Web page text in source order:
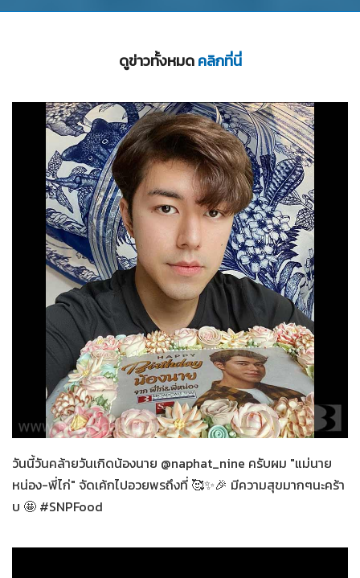
ดูข่าวทั้งหมดคลิกที่นี่
05-05-2564 สปาร์คใจนายจอมหยิ่ง
วันนี้วันคล้ายวันเกิดน้องนาย @naphat_nine ครับผม "แม่นาย
หน่อง-พี่ไก่" จัดเค้กไปอวยพรถึงที่ 🥰✨🎉 มีความสุขมากๆนะคร้า
บ 🤩 #SNPFood